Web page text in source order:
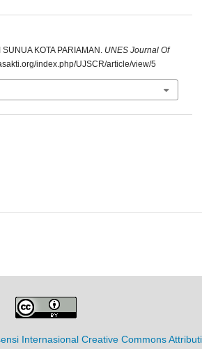
KOTA PARIAMAN. UNES Journal Of
index.php/UJSCR/article/view/5
Internasional Creative Commons